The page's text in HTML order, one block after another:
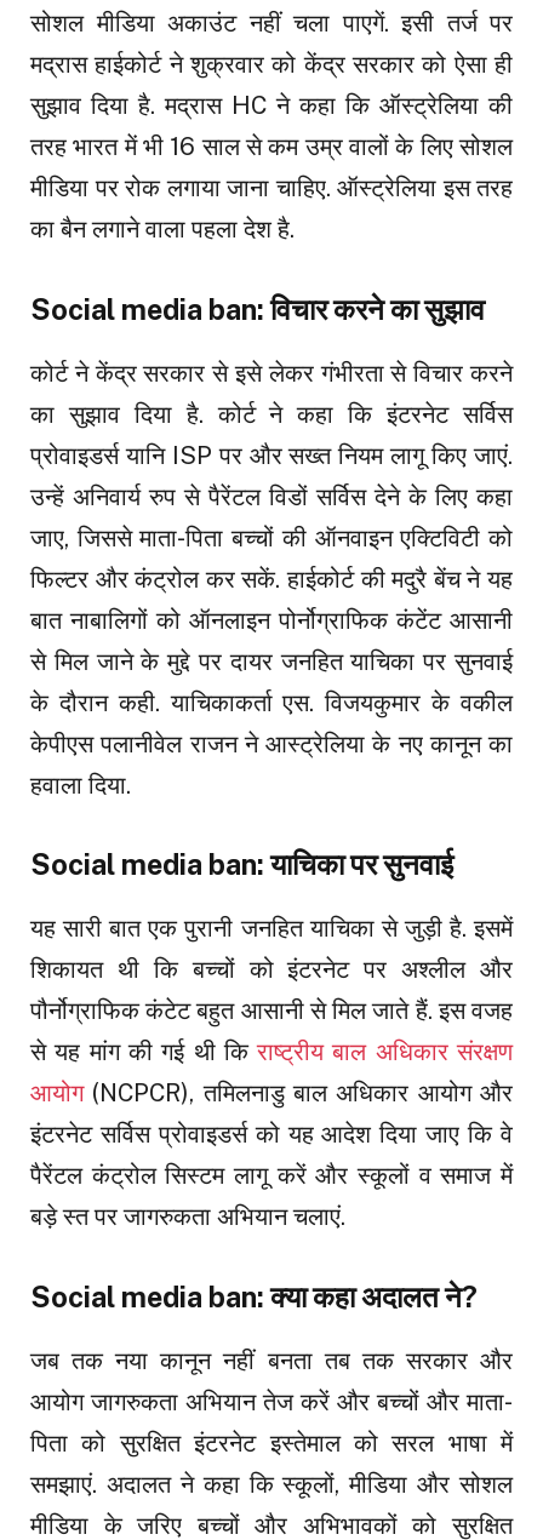
सोशल मीडिया अकाउंट नहीं चला पाएगें. इसी तर्ज पर
मद्रास हाईकोर्ट ने शुक्रवार को केंद्र सरकार को ऐसा ही
सुझाव दिया है. मद्रास HC ने कहा कि ऑस्ट्रेलिया की
तरह भारत में भी 16 साल से कम उम्र वालों के लिए सोशल
मीडिया पर रोक लगाया जाना चाहिए. ऑस्ट्रेलिया इस तरह
का बैन लगाने वाला पहला देश है.
Social media ban: विचार करने का सुझाव
कोर्ट ने केंद्र सरकार से इसे लेकर गंभीरता से विचार करने
का सुझाव दिया है. कोर्ट ने कहा कि इंटरनेट सर्विस
प्रोवाइडर्स यानि ISP पर और सख्त नियम लागू किए जाएं.
उन्हें अनिवार्य रुप से पैरेंटल विडों सर्विस देने के लिए कहा
जाए, जिससे माता-पिता बच्चों की ऑनवाइन एक्टिविटी को
फिल्टर और कंट्रोल कर सकें. हाईकोर्ट की मदुरै बेंच ने यह
बात नाबालिगों को ऑनलाइन पोर्नोग्राफिक कंटेंट आसानी
से मिल जाने के मुद्दे पर दायर जनहित याचिका पर सुनवाई
के दौरान कही. याचिकाकर्ता एस. विजयकुमार के वकील
केपीएस पलानीवेल राजन ने आस्ट्रेलिया के नए कानून का
हवाला दिया.
Social media ban: याचिका पर सुनवाई
यह सारी बात एक पुरानी जनहित याचिका से जुड़ी है. इसमें
शिकायत थी कि बच्चों को इंटरनेट पर अश्लील और
पौर्नोग्राफिक कंटेट बहुत आसानी से मिल जाते हैं. इस वजह
से यह मांग की गई थी किराष्ट्रीय बाल अधिकार संरक्षण
आयोग(NCPCR), तमिलनाडु बाल अधिकार आयोग और
इंटरनेट सर्विस प्रोवाइडर्स को यह आदेश दिया जाए कि वे
पैरेंटल कंट्रोल सिस्टम लागू करें और स्कूलों व समाज में
बड़े स्त पर जागरुकता अभियान चलाएं.
Social media ban: क्या कहा अदालत ने?
जब तक नया कानून नहीं बनता तब तक सरकार और
आयोग जागरुकता अभियान तेज करें और बच्चों और माता-
पिता को सुरक्षित इंटरनेट इस्तेमाल को सरल भाषा में
समझाएं. अदालत ने कहा कि स्कूलों, मीडिया और सोशल
मीडिया के जरिए बच्चों और अभिभावकों को सुरक्षित